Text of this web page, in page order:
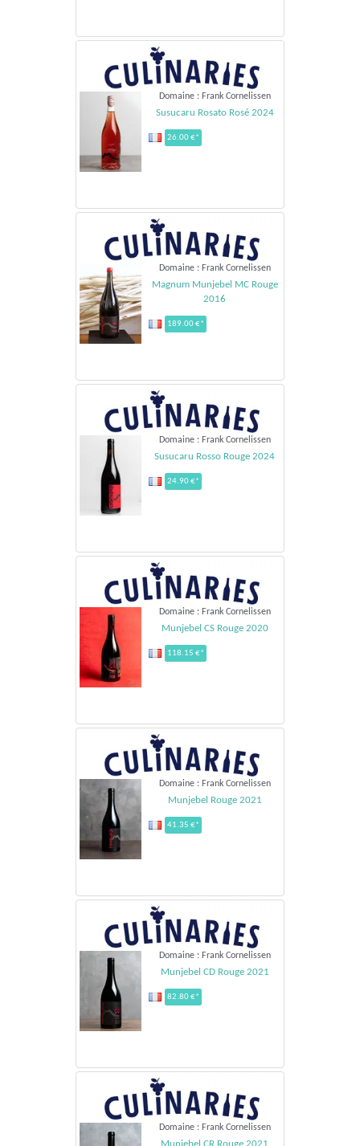
Domaine : Frank Cornelissen
Susucaru Rosato Rosé 2024
26.00 €*
Domaine : Frank Cornelissen
Magnum Munjebel MC Rouge
2016
189.00 €*
Domaine : Frank Cornelissen
Susucaru Rosso Rouge 2024
24.90 €*
Domaine : Frank Cornelissen
Munjebel CS Rouge 2020
118.15 €*
Domaine : Frank Cornelissen
Munjebel Rouge 2021
41.35 €*
Domaine : Frank Cornelissen
Munjebel CD Rouge 2021
82.80 €*
Domaine : Frank Cornelissen